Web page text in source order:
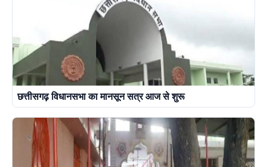
छत्तीसगढ़ विधानसभा का मानसून सत्र आज से शुरू